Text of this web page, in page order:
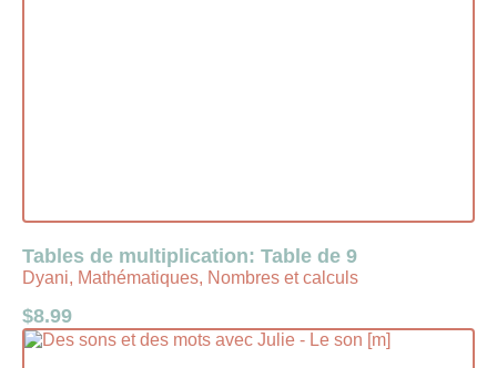
Tables de multiplication: Table de 9
Dyani, Mathématiques, Nombres et calculs
$8.99